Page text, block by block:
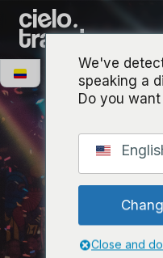
We've
speaking a
Do you
Close and